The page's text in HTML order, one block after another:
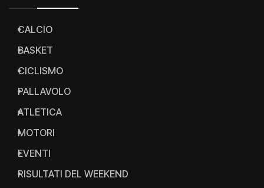
CALCIO
BASKET
CICLISMO
PALLAVOLO
ATLETICA
MOTORI
EVENTI
RISULTATI DEL WEEKEND